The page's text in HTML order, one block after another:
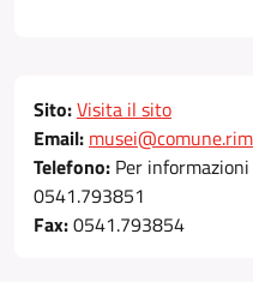
Sito:Visita il sito
Email:
Telefono: Per
0541.793851
Fax:0541.793854